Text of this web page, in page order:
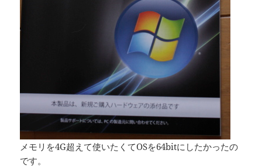
メモリを4G超えて使いたくてOSを64bitにしたかったの
です。